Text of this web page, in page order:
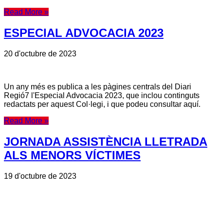
Read More »
ESPECIAL ADVOCACIA 2023
20 d'octubre de 2023
Un any més es publica a les pàgines centrals del Diari
Regió7 l'Especial Advocacia 2023, que inclou continguts
redactats per aquest Col·legi, i que podeu consultar aquí.
Read More »
JORNADA ASSISTÈNCIA LLETRADA
ALS MENORS VÍCTIMES
19 d'octubre de 2023